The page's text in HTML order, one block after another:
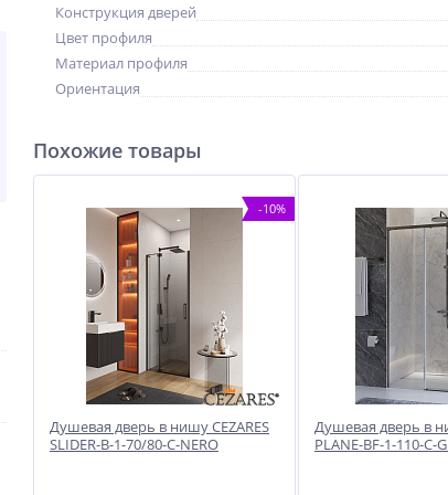
Конструкция дверей
Цвет профиля
Материал профиля
Ориентация
Похожие товары
-10%
Душевая дверь в нишу CEZARES
SLIDER-B-1-70/80-C-NERO
Душевая дверь в
PLANE-BF-1-110-C-